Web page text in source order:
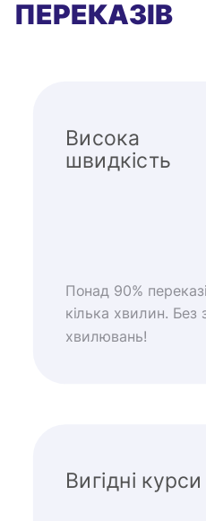
ПЕРЕКАЗІВ
Висока
швидкість
Понад 90%
кілька хвилин. Без
хвилювань!
Вигідні курси